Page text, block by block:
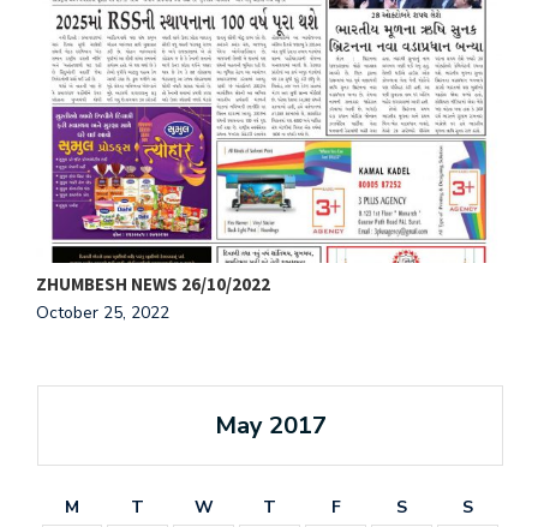
ZHUMBESH NEWS 26/10/2022
October 25, 2022
May 2017
M T W T F S
S